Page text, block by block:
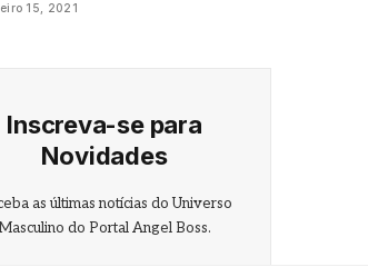
15, 2021
Inscreva-se para
Novidades
as últimas notícias do Universo
Masculino do Portal Angel Boss.